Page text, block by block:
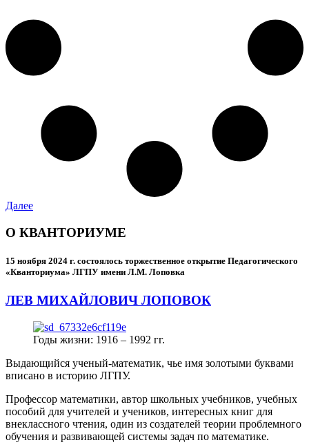
Далее
О КВАНТОРИУМЕ
15 ноября 2024 г. состоялось торжественное открытие Педагогического
«Кванториума» ЛГПУ имени Л.М. Лоповка
ЛЕВ МИХАЙЛОВИЧ ЛОПОВОК
Годы жизни: 1916 – 1992 гг.
Выдающийся ученый-математик, чье имя золотыми буквами
вписано в историю ЛГПУ.
Профессор математики, автор школьных учебников, учебных
пособий для учителей и учеников, интересных книг для
внеклассного чтения, один из создателей теории проблемного
обучения и развивающей системы задач по математике.